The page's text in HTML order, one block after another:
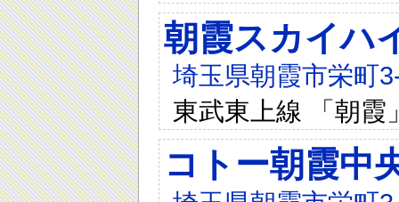
朝霞スカイハ
埼玉県朝霞市栄町
東武東上線 「朝霞
コトー朝霞中